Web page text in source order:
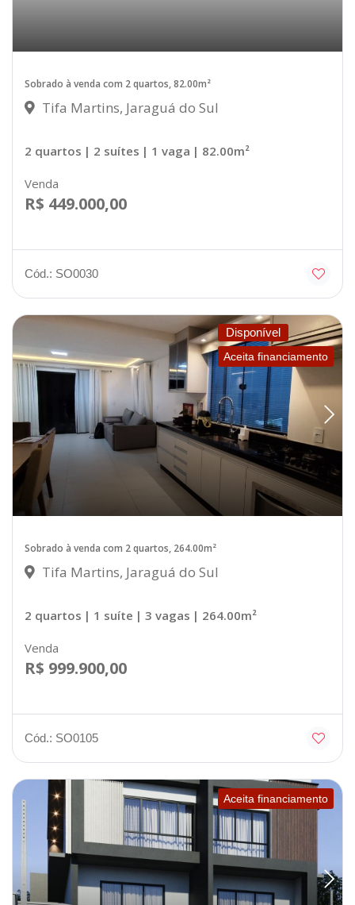
Sobrado à venda com 2 quartos, 82.00m²
Tifa Martins, Jaraguá do Sul
2 quartos | 2 suítes | 1 vaga | 82.00m²
Venda
R$ 449.000,00
Cód.: SO0030
Disponível
Aceita financiamento
Sobrado à venda com 2 quartos, 264.00m²
Tifa Martins, Jaraguá do Sul
2 quartos | 1 suíte | 3 vagas | 264.00m²
Venda
R$ 999.900,00
Cód.: SO0105
Aceita financiamento